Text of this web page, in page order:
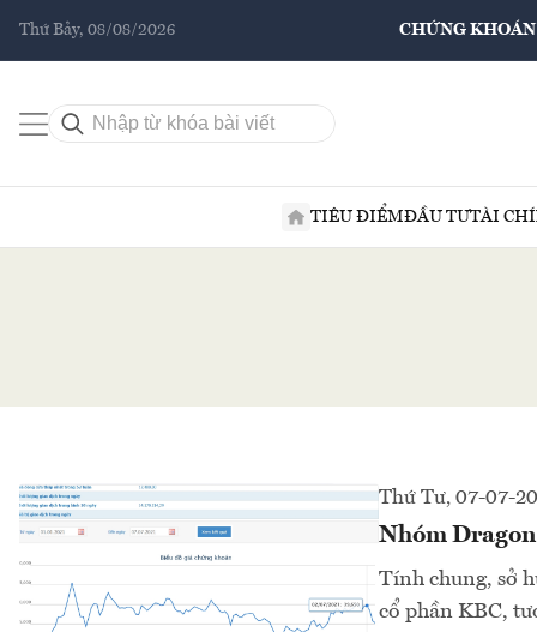
Thứ Bảy, 08/08/2026 CHỨNG KHOÁN
TIÊU ĐIỂMĐẦU TƯTÀI
Thứ Tư, 07-07-
Nhóm
Tính chung, sở
cổ phần KBC,